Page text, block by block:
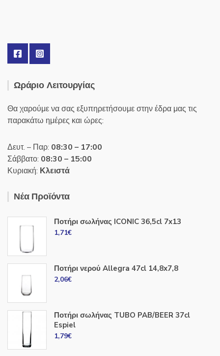
Ωράριο Λειτουργίας
Θα χαρούμε να σας εξυπηρετήσουμε στην έδρα μας τις
παρακάτω ημέρες και ώρες:
Δευτ. – Παρ: 08:30 – 17:00
Σάββατο: 08:30 – 15:00
Κυριακή: Κλειστά
Νέα Προϊόντα
Ποτήρι σωλήνας ICONIC 36,5cl 7x13
1,71€
Ποτήρι νερού Allegra 47cl 14,8x7,8
2,06€
Ποτήρι σωλήνας TUBO PAB/BEER 37cl
Espiel
1,79€